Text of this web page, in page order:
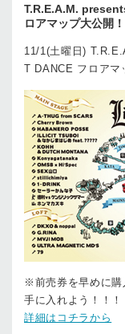
T.R.E.A.M.
ロアマップ大公開！
11/1(土曜日)
T DANCE フロアマ
※前売券を早めに購
手に入れよう！！！
詳細はコチラから